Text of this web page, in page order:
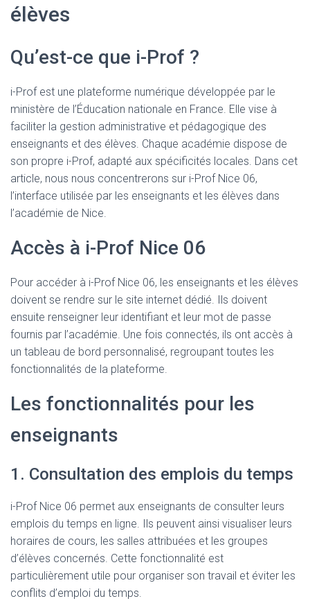
élèves
Qu’est-ce que i-Prof ?
i-Prof est une plateforme numérique développée par le
ministère de l’Éducation nationale en France. Elle vise à
faciliter la gestion administrative et pédagogique des
enseignants et des élèves. Chaque académie dispose de
son propre i-Prof, adapté aux spécificités locales. Dans cet
article, nous nous concentrerons sur i-Prof Nice 06,
l’interface utilisée par les enseignants et les élèves dans
l’académie de Nice.
Accès à i-Prof Nice 06
Pour accéder à i-Prof Nice 06, les enseignants et les élèves
doivent se rendre sur le site internet dédié. Ils doivent
ensuite renseigner leur identifiant et leur mot de passe
fournis par l’académie. Une fois connectés, ils ont accès à
un tableau de bord personnalisé, regroupant toutes les
fonctionnalités de la plateforme.
Les fonctionnalités pour les
enseignants
1. Consultation des emplois du temps
i-Prof Nice 06 permet aux enseignants de consulter leurs
emplois du temps en ligne. Ils peuvent ainsi visualiser leurs
horaires de cours, les salles attribuées et les groupes
d’élèves concernés. Cette fonctionnalité est
particulièrement utile pour organiser son travail et éviter les
conflits d’emploi du temps.